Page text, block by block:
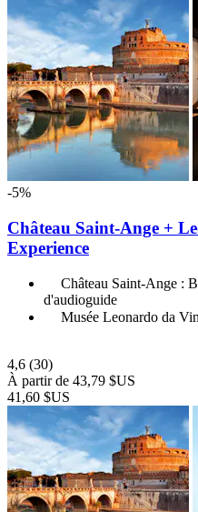
-5%
Château Saint-Ange +
Experience
Château Saint-Ange :
d'audioguide
Musée Leonardo da
4,6 (30)
À partir de 43,79 $US
41,60 $US